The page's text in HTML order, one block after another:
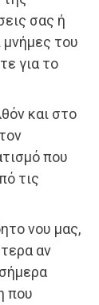
σας ή
μνήμες του
για το
και στο
που
τις
νου μας,
αν
που